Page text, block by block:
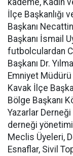
kademe, Kadın
İlçe Başkanlığı
Başkanı
Başkanı İsmail
futbolculardan
Başkanı Dr.
Emniyet
Kavak İlçe
Bölge Başkanı
Yazarlar
derneği
Meclis Üyeleri,
Esnaflar, Sivil